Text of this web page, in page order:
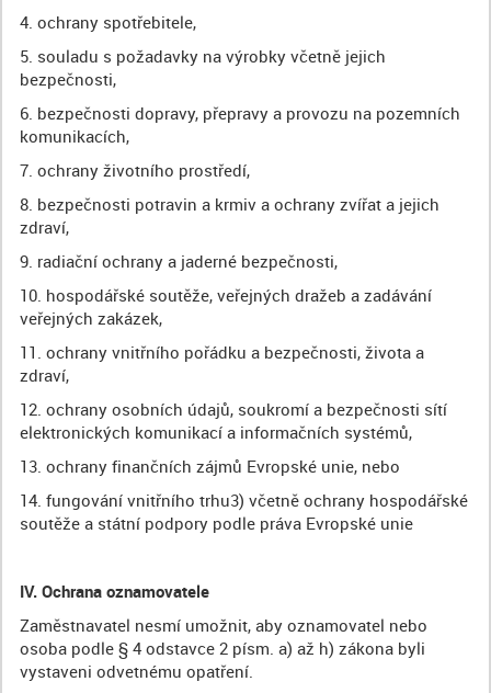
4. ochrany spotřebitele,
5. souladu s požadavky na výrobky včetně jejich
bezpečnosti,
6. bezpečnosti dopravy, přepravy a provozu na pozemních
komunikacích,
7. ochrany životního prostředí,
8. bezpečnosti potravin a krmiv a ochrany zvířat a jejich
zdraví,
9. radiační ochrany a jaderné bezpečnosti,
10. hospodářské soutěže, veřejných dražeb a zadávání
veřejných zakázek,
11. ochrany vnitřního pořádku a bezpečnosti, života a
zdraví,
12. ochrany osobních údajů, soukromí a bezpečnosti sítí
elektronických komunikací a informačních systémů,
13. ochrany finančních zájmů Evropské unie, nebo
14. fungování vnitřního trhu3) včetně ochrany hospodářské
soutěže a státní podpory podle práva Evropské unie
IV. Ochrana oznamovatele
Zaměstnavatel nesmí umožnit, aby oznamovatel nebo
osoba podle § 4 odstavce 2 písm. a) až h) zákona byli
vystaveni odvetnému opatření.